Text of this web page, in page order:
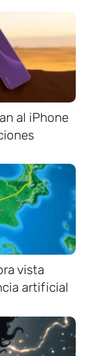
al iPhone
vista
artificial